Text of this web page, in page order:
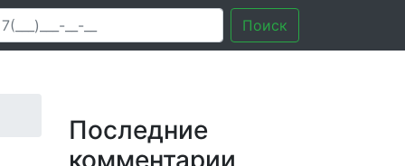
Поиск
Последние
комментарии